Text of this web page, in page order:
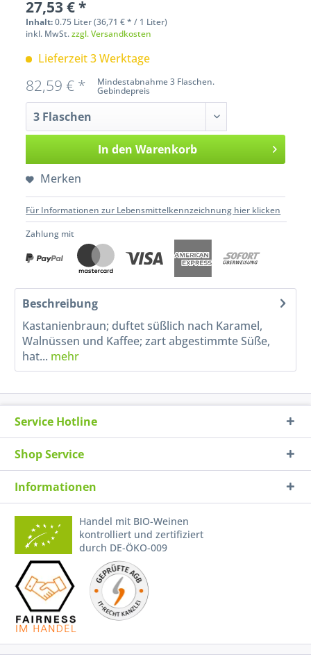
27,53 € *
Inhalt:0.75 Liter (36,71 € * / 1 Liter)
inkl. MwSt.zzgl. Versandkosten
Lieferzeit 3 Werktage
Mindestabnahme 3 Flaschen.
Gebindepreis
82,59 € *
In den Warenkorb
Merken
Für Informationen zur Lebensmittelkennzeichnung hier klicken
Zahlung mit
Beschreibung
Kastanienbraun; duftet süßlich nach Karamel,
Walnüssen und Kaffee; zart abgestimmte Süße,
hat... mehr
Service Hotline
Shop Service
Informationen
Handel mit BIO-Weinen
kontrolliert und zertifiziert
durch DE-ÖKO-009